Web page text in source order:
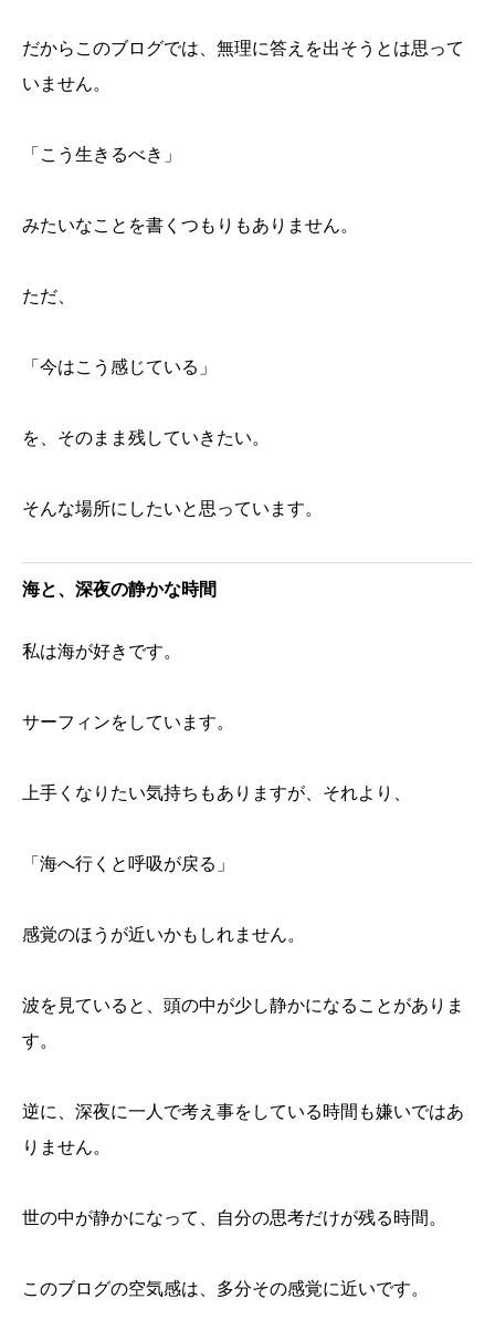
だからこのブログでは、無理に答えを出そうとは思って
いません。
「こう生きるべき」
みたいなことを書くつもりもありません。
ただ、
「今はこう感じている」
を、そのまま残していきたい。
そんな場所にしたいと思っています。
海と、深夜の静かな時間
私は海が好きです。
サーフィンをしています。
上手くなりたい気持ちもありますが、それより、
「海へ行くと呼吸が戻る」
感覚のほうが近いかもしれません。
波を見ていると、頭の中が少し静かになることがありま
す。
逆に、深夜に一人で考え事をしている時間も嫌いではあ
りません。
世の中が静かになって、自分の思考だけが残る時間。
このブログの空気感は、多分その感覚に近いです。